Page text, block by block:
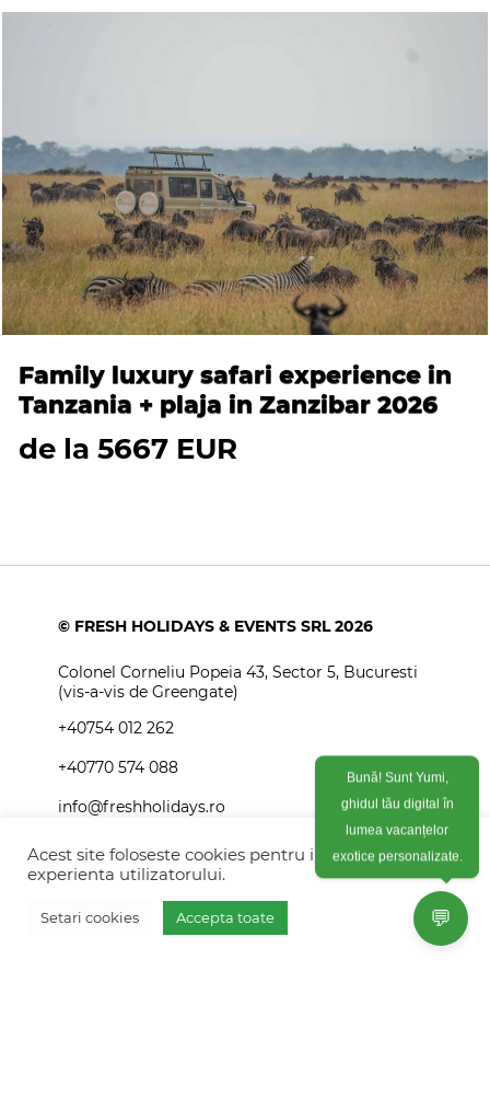
Family luxury safari experience in
Tanzania + plaja in Zanzibar 2026
de la 5667 EUR
Vreau oferta personalizata
© FRESH HOLIDAYS & EVENTS SRL 2026
Colonel Corneliu Popeia 43, Sector 5, Bucuresti
(vis-a-vis de Greengate)
+40754 012 262
+40770 574 088
info@freshholidays.ro
Povestile noastre
Contact Fresh Holidays
Acest site foloseste cookies pentru imbunatati
experienta utilizatorului.
Setari cookies Accepta toate 💬
Bună! Sunt Yumi,
ghidul tău digital în
lumea vacanțelor
exotice personalizate.